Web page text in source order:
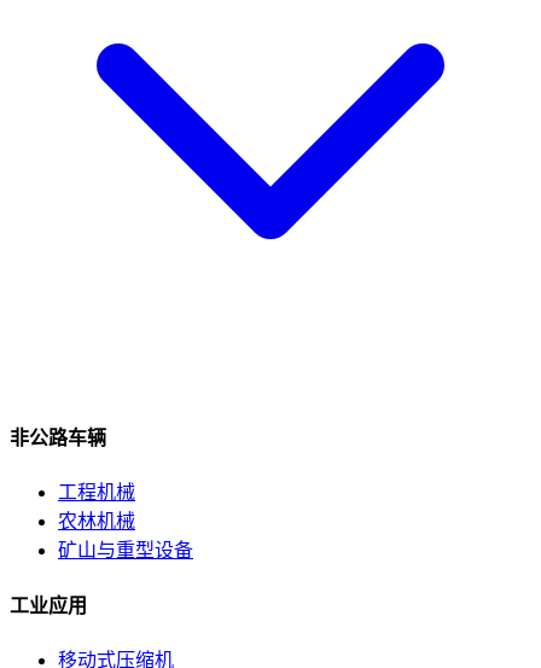
非公路车辆
工程机械
农林机械
矿山与重型设备
工业应用
移动式压缩机